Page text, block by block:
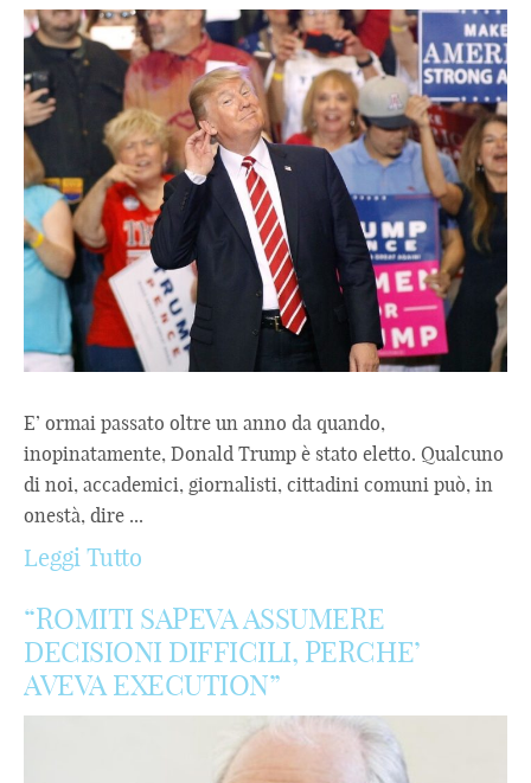
E’ ormai passato oltre un anno da quando,
inopinatamente, Donald Trump è stato eletto. Qualcuno
di noi, accademici, giornalisti, cittadini comuni può, in
onestà, dire ...
Leggi Tutto
“ROMITI SAPEVA ASSUMERE
DECISIONI DIFFICILI, PERCHE’
AVEVA EXECUTION”